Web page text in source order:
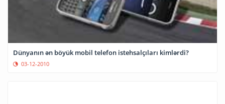
Dünyanın ən böyük mobil telefon istehsalçıları kimlərdi?
03-12-2010